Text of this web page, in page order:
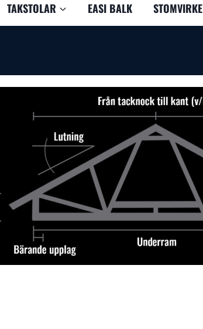
TAKSTOLAR EASI BALK STOMVIRKE